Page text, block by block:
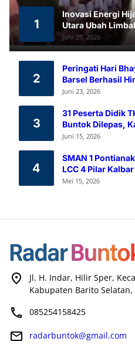
1
Inovasi Energi
Utara Ubah
Ramah Lingkungan
Juni 29, 2026
2
Peringati Hari
Barsel Berhasil
Melalui Aksi
Juni 23, 2026
3
31 Peserta Didik
Buntok Dilepas,
Pendidikan
Juni 15, 2026
4
SMAN 1
LCC 4 Pilar
Mei 15, 2026
Jl. H. Indar, Hilir Sper,
Kabupaten Barito
085254158425
radarbuntok@gmail.com